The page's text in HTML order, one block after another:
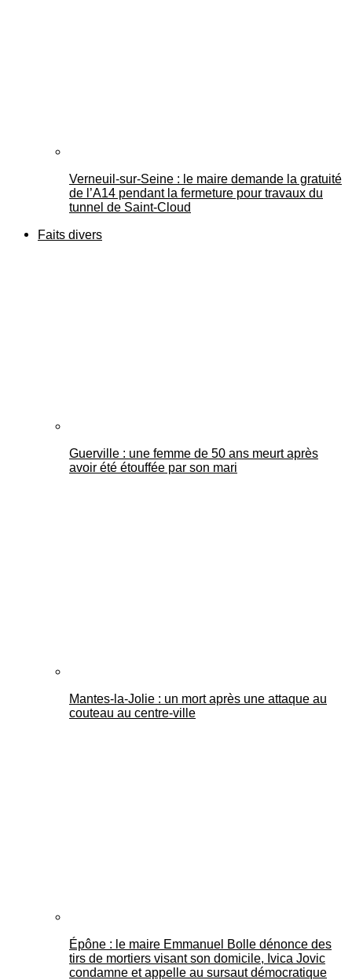
Verneuil-sur-Seine : le maire demande la gratuité
de l’A14 pendant la fermeture pour travaux du
tunnel de Saint-Cloud
Faits divers
Guerville : une femme de 50 ans meurt après
avoir été étouffée par son mari
Mantes-la-Jolie : un mort après une attaque au
couteau au centre-ville
Épône : le maire Emmanuel Bolle dénonce des
tirs de mortiers visant son domicile, Ivica Jovic
condamne et appelle au sursaut démocratique